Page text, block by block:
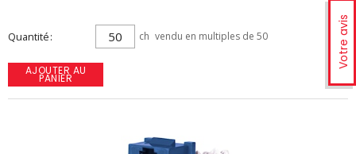
Votre avis
Quantité ch vendu en multiples de 50
AJOUTER AU
PANIER